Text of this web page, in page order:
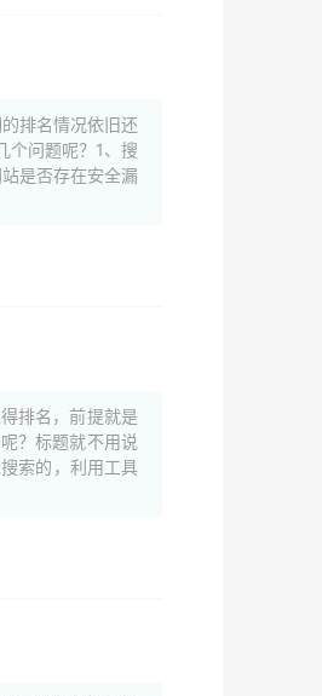
排名情况依旧还
个问题呢？1、搜
是否存在安全漏
排名，前提就是
？标题就不用说
索的，利用工具